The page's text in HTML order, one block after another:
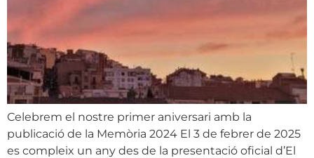
Celebrem el nostre primer aniversari amb la
publicació de la Memòria 2024 El 3 de febrer de 2025
es compleix un any des de la presentació oficial d’El